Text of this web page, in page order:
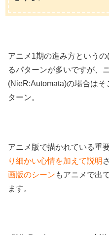
アニメ1期の進み方という
るパターンが多いですが、
(NieR:Automata)の場合は
ターン。
アニメ版で描かれている重
り細かい心情を加えて説明
画版のシーン もアニメで出
ます。